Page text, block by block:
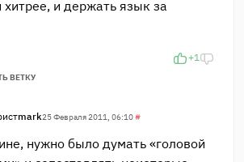
хитрее, и держать язык за
+1
ВЕТКУ
mark25 Февраля 2011, 06:10#
нужно было думать «головой